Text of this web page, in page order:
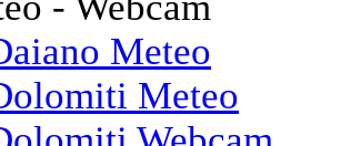
Meteo
Meteo